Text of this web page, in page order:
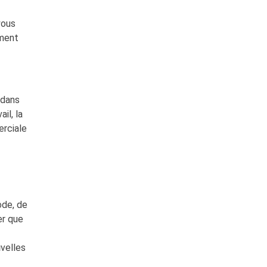
la
de
que